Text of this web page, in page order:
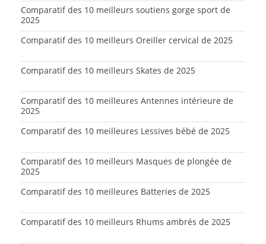
Comparatif des 10 meilleurs soutiens gorge sport de
2025
Comparatif des 10 meilleurs Oreiller cervical de 2025
Comparatif des 10 meilleurs Skates de 2025
Comparatif des 10 meilleures Antennes intérieure de
2025
Comparatif des 10 meilleures Lessives bébé de 2025
Comparatif des 10 meilleurs Masques de plongée de
2025
Comparatif des 10 meilleures Batteries de 2025
Comparatif des 10 meilleurs Rhums ambrés de 2025